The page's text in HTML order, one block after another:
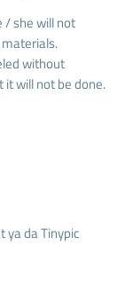
/ she will not
without
will not be done.
ya da Tinypic